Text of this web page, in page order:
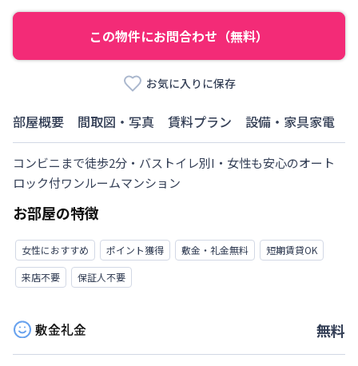
この物件にお問合わせ（無料）
お気に入りに保存
部屋概要 間取図・写真 賃料プラン 設備・家具家電
コンビニまで徒歩2分・バストイレ別I・女性も安心のオート
ロック付ワンルームマンション
お部屋の特徴
女性におすすめ ポイント獲得 敷金・礼金無料
短期賃貸OK
来店不要
保証人不要
敷金礼金 無料